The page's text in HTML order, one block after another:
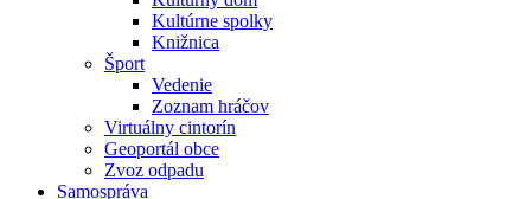
Kultúrne spolky
Knižnica
Šport
Vedenie
Zoznam hráčov
Virtuálny cintorín
Geoportál obce
Zvoz odpadu
Samospráva